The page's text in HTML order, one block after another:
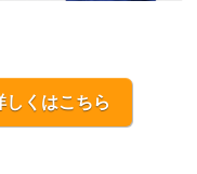
しくはこちら